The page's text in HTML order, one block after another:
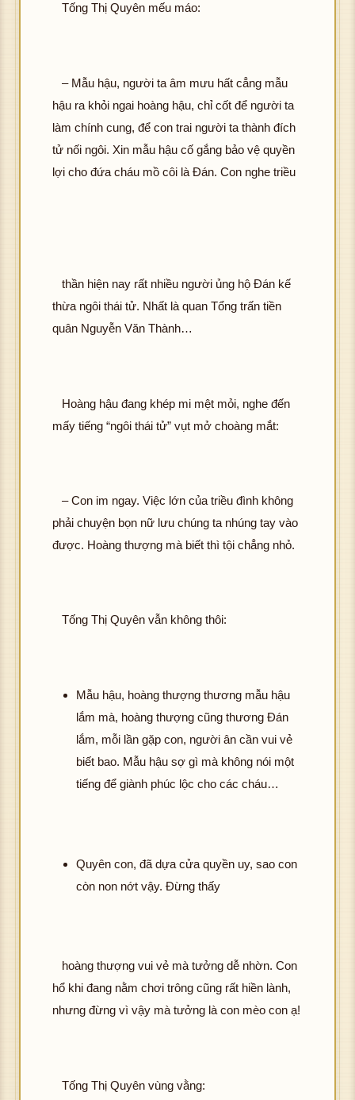
Tống Thị Quyên mếu máo:
– Mẫu hậu, người ta âm mưu hất cẳng mẫu
hậu ra khỏi ngai hoàng hậu, chỉ cốt để người ta
làm chính cung, để con trai người ta thành đích
tử nối ngôi. Xin mẫu hậu cố gắng bảo vệ quyền
lợi cho đứa cháu mồ côi là Đán. Con nghe triều
thần hiện nay rất nhiều người ủng hộ Đán kế
thừa ngôi thái tử. Nhất là quan Tổng trấn tiền
quân Nguyễn Văn Thành…
Hoàng hậu đang khép mi mệt mỏi, nghe đến
mấy tiếng “ngôi thái tử” vụt mở choàng mắt:
– Con im ngay. Việc lớn của triều đình không
phải chuyện bọn nữ lưu chúng ta nhúng tay vào
được. Hoàng thượng mà biết thì tội chẳng nhỏ.
Tống Thị Quyên vẫn không thôi:
Mẫu hậu, hoàng thượng thương mẫu hậu
lắm mà, hoàng thượng cũng thương Đán
lắm, mỗi lần gặp con, người ân cần vui vẻ
biết bao. Mẫu hậu sợ gì mà không nói một
tiếng để giành phúc lộc cho các cháu…
Quyên con, đã dựa cửa quyền uy, sao con
còn non nớt vậy. Đừng thấy
hoàng thượng vui vẻ mà tưởng dễ nhờn. Con
hổ khi đang nằm chơi trông cũng rất hiền lành,
nhưng đừng vì vậy mà tưởng là con mèo con ạ!
Tống Thị Quyên vùng vằng: